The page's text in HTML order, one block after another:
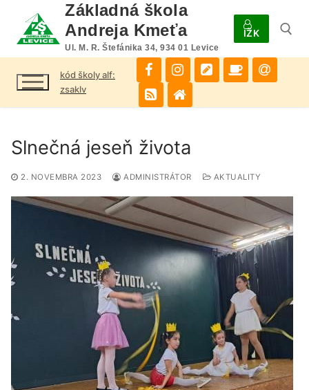
obsah
Základná škola
Andreja Kmeťa
Ul. M. R. Štefánika 34, 934 01 Levice
IŽK
Hľadať:
kód školy alf:
zsaklv
Slnečná jeseň života
2. NOVEMBRA 2023 ADMINISTRÁTOR AKTUALITY